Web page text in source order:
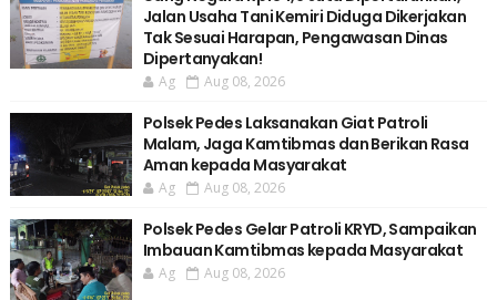
Jalan Usaha Tani Kemiri Diduga Dikerjakan
Tak Sesuai Harapan, Pengawasan Dinas
Dipertanyakan!
Ag Aug 08, 2026
Polsek Pedes Laksanakan Giat Patroli
Malam, Jaga Kamtibmas dan Berikan Rasa
Aman kepada Masyarakat
Ag Aug 08, 2026
Polsek Pedes Gelar Patroli KRYD, Sampaikan
Imbauan Kamtibmas kepada Masyarakat
Ag Aug 08, 2026